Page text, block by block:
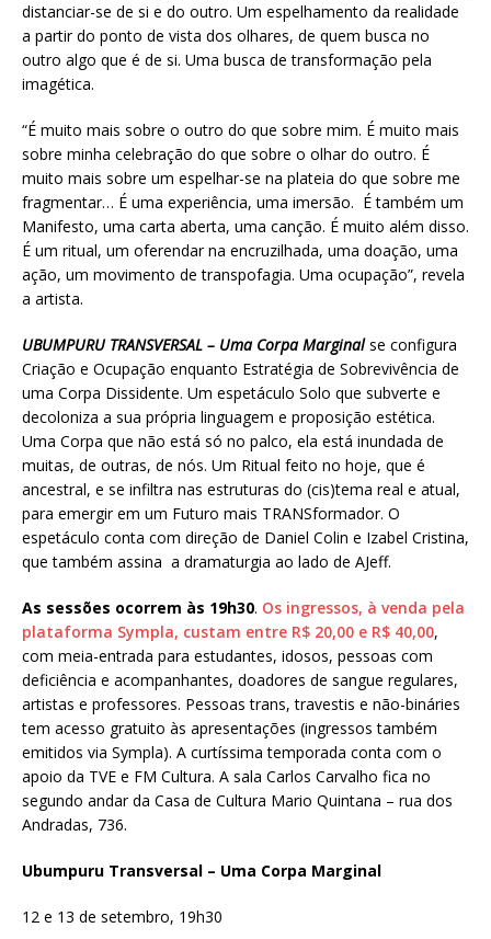
distanciar-se de si e do outro. Um espelhamento da realidade
a partir do ponto de vista dos olhares, de quem busca no
outro algo que é de si. Uma busca de transformação pela
imagética.
“É muito mais sobre o outro do que sobre mim. É muito mais
sobre minha celebração do que sobre o olhar do outro. É
muito mais sobre um espelhar-se na plateia do que sobre me
fragmentar… É uma experiência, uma imersão. É também um
Manifesto, uma carta aberta, uma canção. É muito além disso.
É um ritual, um oferendar na encruzilhada, uma doação, uma
ação, um movimento de transpofagia. Uma ocupação”, revela
a artista.
UBUMPURU TRANSVERSAL – Uma Corpa Marginalse configura
Criação e Ocupação enquanto Estratégia de Sobrevivência de
uma Corpa Dissidente. Um espetáculo Solo que subverte e
decoloniza a sua própria linguagem e proposição estética.
Uma Corpa que não está só no palco, ela está inundada de
muitas, de outras, de nós. Um Ritual feito no hoje, que é
ancestral, e se infiltra nas estruturas do (cis)tema real e atual,
para emergir em um Futuro mais TRANSformador. O
espetáculo conta com direção de Daniel Colin e Izabel Cristina,
que também assina a dramaturgia ao lado de AJeff.
As sessões ocorrem às 19h30. Os ingressos, à venda pela
plataforma Sympla, custam entre R$ 20,00 e R$ 40,00,
com meia-entrada para estudantes, idosos, pessoas com
deficiência e acompanhantes, doadores de sangue regulares,
artistas e professores. Pessoas trans, travestis e não-bináries
tem acesso gratuito às apresentações (ingressos também
emitidos via Sympla). A curtíssima temporada conta com o
apoio da TVE e FM Cultura. A sala Carlos Carvalho fica no
segundo andar da Casa de Cultura Mario Quintana – rua dos
Andradas, 736.
Ubumpuru Transversal – Uma Corpa Marginal
12 e 13 de setembro, 19h30